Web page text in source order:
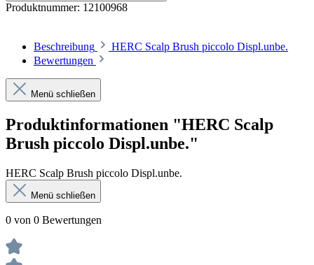
Produktnummer: 12100968
Beschreibung
HERC Scalp Brush piccolo Displ.unbe.
Bewertungen
Menü schließen
Produktinformationen "HERC Scalp
Brush piccolo Displ.unbe."
HERC Scalp Brush piccolo Displ.unbe.
Menü schließen
0 von 0 Bewertungen